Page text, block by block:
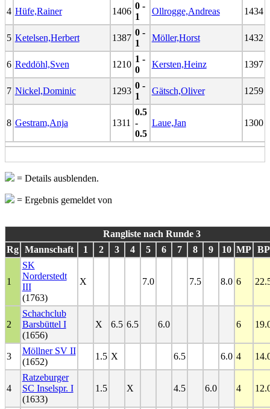
4 Hüfe,Rainer 1406
0 -
1
Ollrogge,Andreas 1434
5 Ketelsen,Herbert 1387
0 -
1
Möller,Horst 1432
6 Reddöhl,Sven 1210
1 -
0
Kersten,Heinz 1397
7 Nickel,Dominic 1293
0 -
1
Gätsch,Oliver 1259
8 Gestram,Anja 1311
0.5
-
0.5
Laue,Jan 1300
= Details ausblenden.
= Ergebnis gemeldet von
Rangliste nach Runde 3
Rg Mannschaft 1 2 3 4 5 6 7 8 9 10 MP BP
1
SK
Norderstedt
III
(1763)
X 7.0 7.5 8.0 6
2
Schachclub
Barsbüttel I
(1656)
X 6.5 6.5 6.0 6
3
Möllner SV II
(1652)
1.5 X 6.5 6.0 4
4
Ratzeburger
SC Inselspr. I
(1633)
1.5 X 4.5 6.0 4